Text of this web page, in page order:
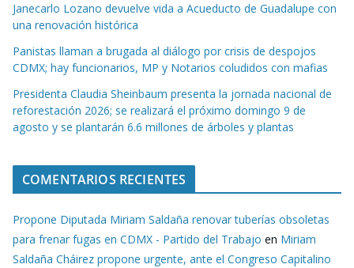
Janecarlo Lozano devuelve vida a Acueducto de Guadalupe con
una renovación histórica
Panistas llaman a brugada al diálogo por crisis de despojos
CDMX; hay funcionarios, MP y Notarios coludidos con mafias
Presidenta Claudia Sheinbaum presenta la jornada nacional de
reforestación 2026; se realizará el próximo domingo 9 de
agosto y se plantarán 6.6 millones de árboles y plantas
COMENTARIOS RECIENTES
Propone Diputada Miriam Saldaña renovar tuberías obsoletas
para frenar fugas en CDMX - Partido del Trabajo en Miriam
Saldaña Cháirez propone urgente, ante el Congreso Capitalino